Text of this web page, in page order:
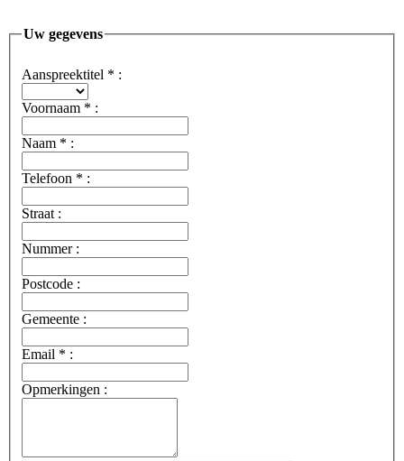
Uw gegevens
Aanspreektitel * :
Voornaam * :
Naam * :
Telefoon * :
Straat :
Nummer :
Postcode :
Gemeente :
Email * :
Opmerkingen :